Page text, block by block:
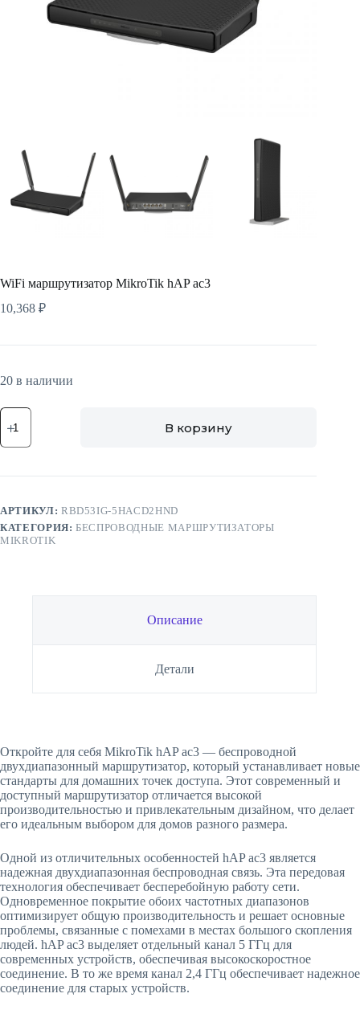
WiFi маршрутизатор MikroTik hAP ac3
10,368 ₽
20 в наличии
Количество
товара
WiFi
В корзину
АРТИКУЛ: RBD53IG-5HACD2HND
КАТЕГОРИЯ:БЕСПРОВОДНЫЕ МАРШРУТИЗАТОРЫ
MIKROTIK
Описание
Детали
Откройте для себя MikroTik hAP ac3 — беспроводной
двухдиапазонный маршрутизатор, который устанавливает новые
стандарты для домашних точек доступа. Этот современный и
доступный маршрутизатор отличается высокой
производительностью и привлекательным дизайном, что делает
его идеальным выбором для домов разного размера.
Одной из отличительных особенностей hAP ac3 является
надежная двухдиапазонная беспроводная связь. Эта передовая
технология обеспечивает бесперебойную работу сети.
Одновременное покрытие обоих частотных диапазонов
оптимизирует общую производительность и решает основные
проблемы, связанные с помехами в местах большого скопления
людей. hAP ac3 выделяет отдельный канал 5 ГГц для
современных устройств, обеспечивая высокоскоростное
соединение. В то же время канал 2,4 ГГц обеспечивает надежное
соединение для старых устройств.